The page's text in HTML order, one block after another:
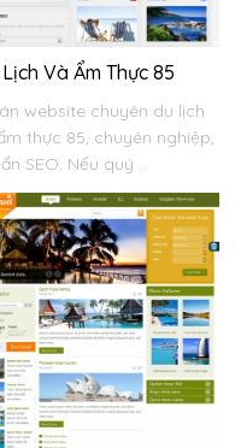
Và Ẩm Thực 85
website chuyên du lịch
thực 85, chuyên nghiệp,
SEO. Nếu quý ...